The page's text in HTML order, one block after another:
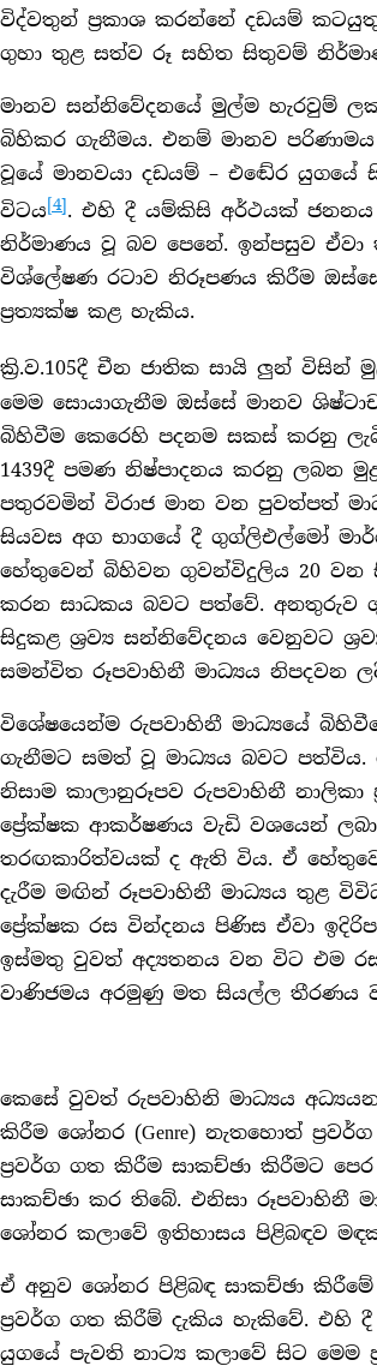
විද්වතුන් ප්‍රකාශ කරන්නේ දඩයම්
ගුහා තුළ සත්ව රූ සහිත සිතුවම්
මානව සන්නිවේදනයේ මුල්ම හැරවුම්
බිහිකර ගැනීමය. එනම් මානව
වූයේ මානවයා දඩයම් – එඬේර යුගයේ
විටය[4]. එහි දී යම්කිසි අර්ථයක්
නිර්මාණය වූ බව පෙනේ. ඉන්පසුව
විශ්ලේෂණ රටාව නිරූපණය කිරීම
ප්‍රත්‍යක්ෂ කළ හැකිය.
ක්‍රි.ව.105දී චීන ජාතික සායි ලුන් විසින්
මෙම සොයාගැනීම ඔස්සේ මානව
බිහිවීම කෙරෙහි පදනම සකස් කරනු
1439දී පමණ නිෂ්පාදනය කරනු ලබන
පතුරවමින් විරාජ මාන වන පුවත්පත්
සියවස අග භාගයේ දී ගුග්ලිඑල්මෝ
හේතුවෙන් බිහිවන ගුවන්විදුලිය 20
කරන සාධකය බවට පත්වේ. අනතුරුව
සිදුකළ ශ්‍රව්‍ය සන්නිවේදනය වෙනුවට
සමන්විත රූපවාහිනී මාධ්‍යය නිපදවන
විශේෂයෙන්ම රුපවාහිනී මාධ්‍යයේ
ගැනීමට සමත් වූ මාධ්‍යය බවට
නිසාම කාලානුරූපව රුපවාහිනී
ප්‍රේක්ෂක ආකර්ෂණය වැඩි වශයෙන්
තරඟකාරිත්වයක් ද ඇති විය. ඒ
දැරීම මඟින් රූපවාහිනී මාධ්‍යය තුළ
ප්‍රේක්ෂක රස වින්දනය පිණිස ඒවා
ඉස්මතු වුවත් අද්‍යතනය වන විට එම
වාණිජමය අරමුණු මත සියල්ල තීරණය
කෙසේ වුවත් රුපවාහිනි මාධ්‍යය
කිරීම ශෝනර (Genre) නැතහොත්
ප්‍රවර්ග ගත කිරීම සාකච්ඡා කිරීමට
සාකච්ඡා කර තිබේ. එනිසා රූපවාහිනී
ශෝනර කලාවේ ඉතිහාසය පිළිබඳව
ඒ අනුව ශෝනර පිළිබඳ සාකච්ඡා
ප්‍රවර්ග ගත කිරීම් දැකිය හැකිවේ. එහි
යුගයේ පැවති නාට්‍ය කලාවේ සිට මෙම